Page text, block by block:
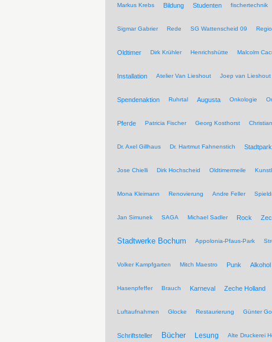
Markus Krebs Bildung Studenten fischertechnik
Sigmar Gabrier Rede SG Wattenscheid 09
Oldtimer Dirk Krühler Henrichshütte Malcolm
Installation Atelier Van Lieshout Joep van Lieshout
Spendenaktion Ruhrtal Augusta Onkologie
Pferde Patricia Fischer Georg Kosthorst
Dr. Axel Gillhaus Dr. Hartmut Fahnenstich
Jose Chielli Dirk Hochscheid Oldtimermeile
Mona Kleimann Renovierung Andre Feller
Jan Simunek SAGA Michael Sadler Rock
Stadtwerke Bochum Appolonia-Pfaus-Park
Volker Kampfgarten Mitch Maestro Punk Alkohol
Hasenpfeffer Brauch Karneval Zeche Holland
Luftaufnahmen Glocke Restaurierung Günter
Schriftsteller Bücher Lesung Alte Druckerei